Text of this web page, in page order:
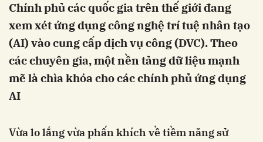
Chính phủ các quốc gia trên thế giới đang
xem xét ứng dụng công nghệ trí tuệ nhân tạo
(AI) vào cung cấp dịch vụ công (DVC). Theo
các chuyên gia, một nền tảng dữ liệu mạnh
mẽ là chìa khóa cho các chính phủ ứng dụng
AI
Vừa lo lắng vừa phấn khích về tiềm năng sử
Hủy Gửi